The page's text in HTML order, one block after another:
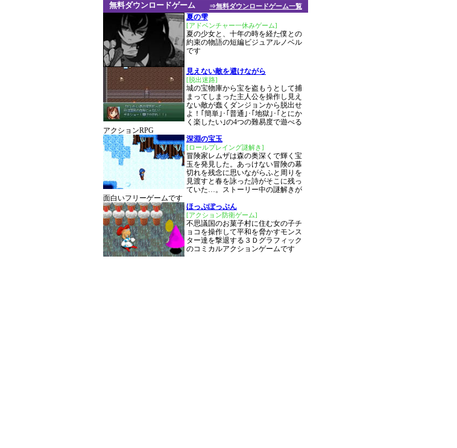
⇒無料ダウンロードゲーム一覧
無料ダウンロードゲーム
夏の雫
[アドベンチャー一休みゲーム]
夏の少女と、十年の時を経た僕との
約束の物語の短編ビジュアルノベル
です
見えない敵を避けながら
[脱出迷路]
城の宝物庫から宝を盗もうとして捕
まってしまった主人公を操作し見え
ない敵が蠢くダンジョンから脱出せ
よ！｢簡単｣･｢普通｣･｢地獄｣･｢とにか
く楽したい｣の4つの難易度で遊べる
アクションRPG
深淵の宝玉
[ロールプレイング謎解き]
冒険家レムザは森の奥深くで輝く宝
玉を発見した。あっけない冒険の幕
切れを残念に思いながらふと周りを
見渡すと春を詠った詩がそこに残っ
ていた…。ストーリー中の謎解きが
面白いフリーゲームです
ほっぷぽっぷん
[アクション防衛ゲーム]
不思議国のお菓子村に住む女の子チ
ョコを操作して平和を脅かすモンス
ター達を撃退する３Ｄグラフィック
のコミカルアクションゲームです